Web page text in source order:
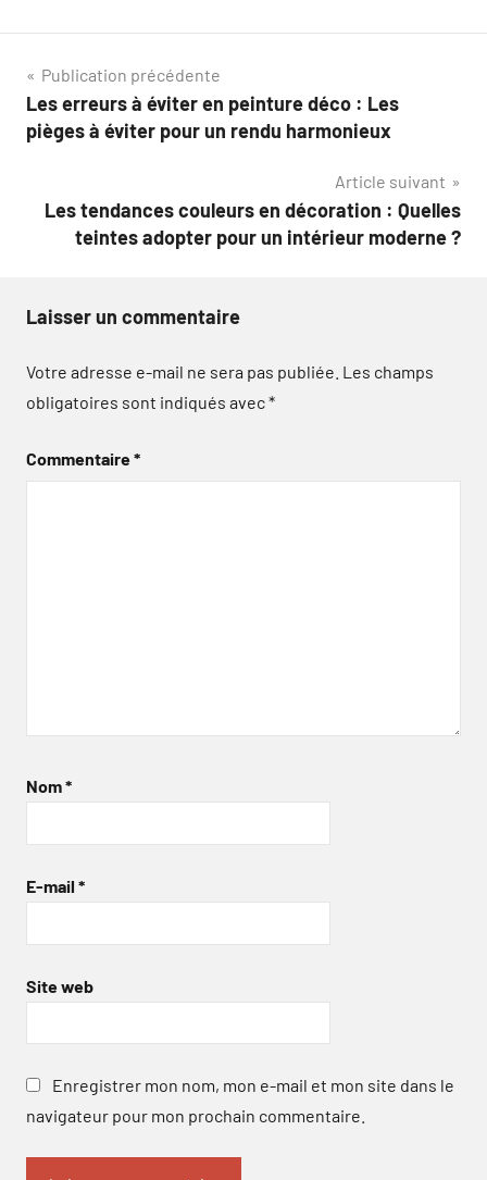
Navigation
de
Publication précédente
Les erreurs à éviter en peinture déco : Les
pièges à éviter pour un rendu harmonieux
Article suivant
Les tendances couleurs en décoration : Quelles
teintes adopter pour un intérieur moderne ?
Laisser un commentaire
Votre adresse e-mail ne sera pas publiée. Les champs
obligatoires sont indiqués avec*
Commentaire*
Nom*
E-mail *
Site web
Enregistrer mon nom, mon e-mail et mon site dans le
navigateur pour mon prochain commentaire.